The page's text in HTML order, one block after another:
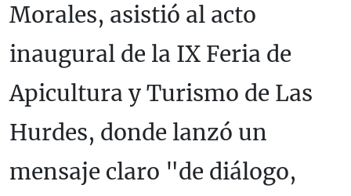
Morales, asistió al acto
inaugural de la IX Feria de
Apicultura y Turismo de Las
Hurdes, donde lanzó un
mensaje claro "de diálogo,